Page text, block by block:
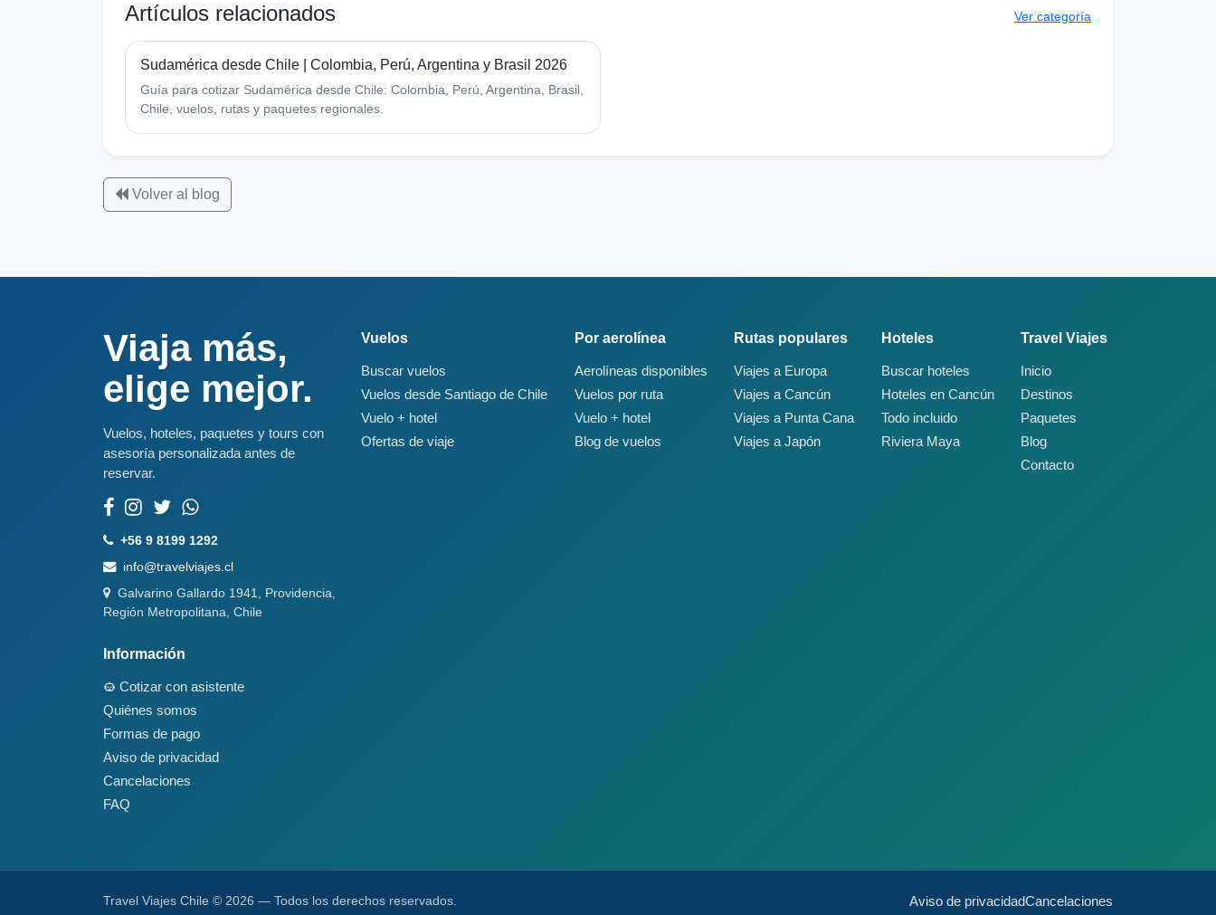
Artículos relacionados Ver categoría
Sudamérica desde Chile | Colombia, Perú, Argentina y Brasil 2026
Guía para cotizar Sudamérica desde Chile: Colombia, Perú, Argentina, Brasil,
Chile, vuelos, rutas y paquetes regionales.
Volver al blog
Viaja más,
elige mejor.
Vuelos, hoteles, paquetes y tours con
asesoría personalizada antes de
reservar.
+56 9 8199 1292
info@travelviajes.cl
Galvarino Gallardo 1941, Providencia,
Región Metropolitana, Chile
Vuelos
Buscar vuelos
Vuelos desde Santiago de Chile
Vuelo + hotel
Ofertas de viaje
Por aerolínea
Aerolíneas disponibles
Vuelos por ruta
Vuelo + hotel
Blog de vuelos
Rutas populares
Viajes a Europa
Viajes a Cancún
Viajes a Punta Cana
Viajes a Japón
Hoteles
Buscar hoteles
Hoteles en Cancún
Todo incluido
Riviera Maya
Travel Viajes
Inicio
Destinos
Paquetes
Blog
Contacto
Información
Cotizar con asistente
Quiénes somos
Formas de pago
Aviso de privacidad
Cancelaciones
FAQ
Travel Viajes Chile © 2026 — Todos los derechos reservados. Aviso de privacidadCancelaciones